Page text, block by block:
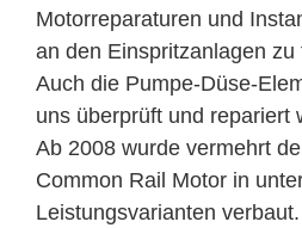
Motorreparaturen und
an den Einspritzanlagen zu
Auch die Pumpe-Düse-
uns überprüft und repariert
Ab 2008 wurde vermehrt
Common Rail Motor in
Leistungsvarianten